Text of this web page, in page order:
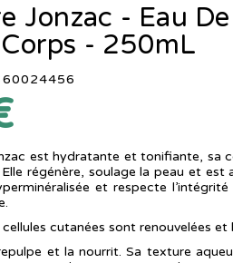
Jonzac - Eau
- 250mL
est hydratante et tonifiante, sa
régénère, soulage la peau et est
et respecte
cutanées sont renouvelées et
et la nourrit. Sa texture